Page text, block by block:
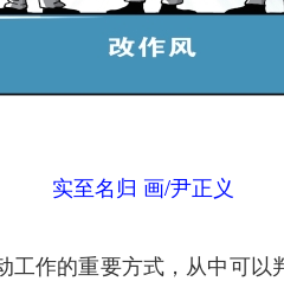
实至名归 画/尹正义
作的重要方式，从中可